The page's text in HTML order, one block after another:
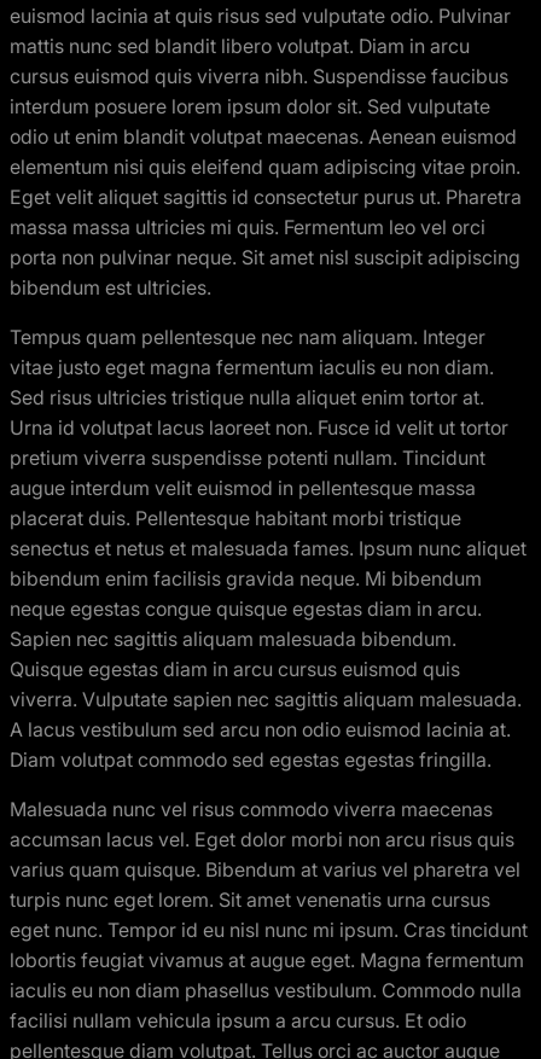
euismod lacinia at quis risus sed vulputate odio. Pulvinar
mattis nunc sed blandit libero volutpat. Diam in arcu
cursus euismod quis viverra nibh. Suspendisse faucibus
interdum posuere lorem ipsum dolor sit. Sed vulputate
odio ut enim blandit volutpat maecenas. Aenean euismod
elementum nisi quis eleifend quam adipiscing vitae proin.
Eget velit aliquet sagittis id consectetur purus ut. Pharetra
massa massa ultricies mi quis. Fermentum leo vel orci
porta non pulvinar neque. Sit amet nisl suscipit adipiscing
bibendum est ultricies.
Tempus quam pellentesque nec nam aliquam. Integer
vitae justo eget magna fermentum iaculis eu non diam.
Sed risus ultricies tristique nulla aliquet enim tortor at.
Urna id volutpat lacus laoreet non. Fusce id velit ut tortor
pretium viverra suspendisse potenti nullam. Tincidunt
augue interdum velit euismod in pellentesque massa
placerat duis. Pellentesque habitant morbi tristique
senectus et netus et malesuada fames. Ipsum nunc aliquet
bibendum enim facilisis gravida neque. Mi bibendum
neque egestas congue quisque egestas diam in arcu.
Sapien nec sagittis aliquam malesuada bibendum.
Quisque egestas diam in arcu cursus euismod quis
viverra. Vulputate sapien nec sagittis aliquam malesuada.
A lacus vestibulum sed arcu non odio euismod lacinia at.
Diam volutpat commodo sed egestas egestas fringilla.
Malesuada nunc vel risus commodo viverra maecenas
accumsan lacus vel. Eget dolor morbi non arcu risus quis
varius quam quisque. Bibendum at varius vel pharetra vel
turpis nunc eget lorem. Sit amet venenatis urna cursus
eget nunc. Tempor id eu nisl nunc mi ipsum. Cras tincidunt
lobortis feugiat vivamus at augue eget. Magna fermentum
iaculis eu non diam phasellus vestibulum. Commodo nulla
facilisi nullam vehicula ipsum a arcu cursus. Et odio
pellentesque diam volutpat. Tellus orci ac auctor augue